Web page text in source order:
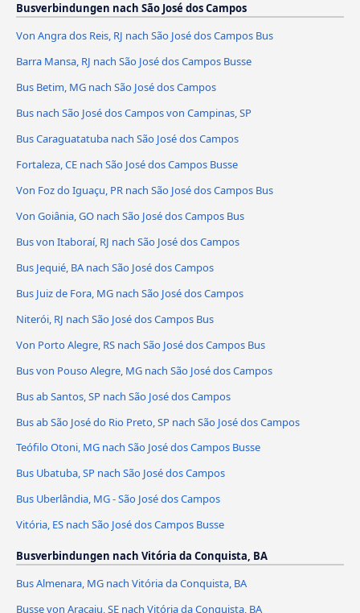
Busverbindungen nach São José dos Campos
Von Angra dos Reis, RJ nach São José dos Campos Bus
Barra Mansa, RJ nach São José dos Campos Busse
Bus Betim, MG nach São José dos Campos
Bus nach São José dos Campos von Campinas, SP
Bus Caraguatatuba nach São José dos Campos
Fortaleza, CE nach São José dos Campos Busse
Von Foz do Iguaçu, PR nach São José dos Campos Bus
Von Goiânia, GO nach São José dos Campos Bus
Bus von Itaboraí, RJ nach São José dos Campos
Bus Jequié, BA nach São José dos Campos
Bus Juiz de Fora, MG nach São José dos Campos
Niterói, RJ nach São José dos Campos Bus
Von Porto Alegre, RS nach São José dos Campos Bus
Bus von Pouso Alegre, MG nach São José dos Campos
Bus ab Santos, SP nach São José dos Campos
Bus ab São José do Rio Preto, SP nach São José dos Campos
Teófilo Otoni, MG nach São José dos Campos Busse
Bus Ubatuba, SP nach São José dos Campos
Bus Uberlândia, MG - São José dos Campos
Vitória, ES nach São José dos Campos Busse
Busverbindungen nach Vitória da Conquista, BA
Bus Almenara, MG nach Vitória da Conquista, BA
Busse von Aracaju, SE nach Vitória da Conquista, BA